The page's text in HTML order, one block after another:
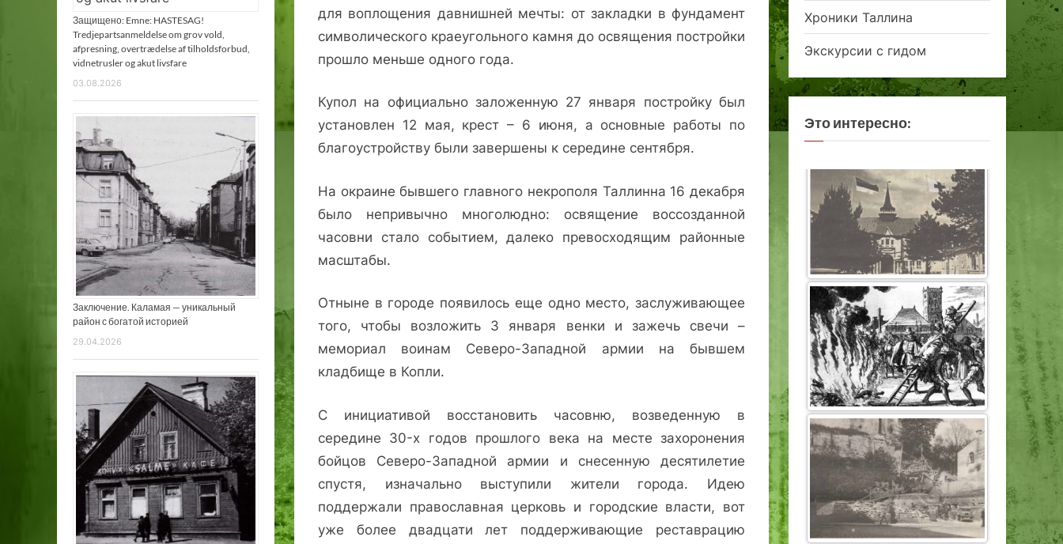
для воплощения давнишней мечты: от закладки в фундамент
символического краеугольного камня до освящения постройки
прошло меньше одного года.
Купол на официально заложенную 27 января постройку был
установлен 12 мая, крест – 6 июня, а основные работы по
благоустройству были завершены к середине сентября.
На окраине бывшего главного некрополя Таллинна 16 декабря
было непривычно многолюдно: освящение воссозданной
часовни стало событием, далеко превосходящим районные
масштабы.
Отныне в городе появилось еще одно место, заслуживающее
того, чтобы возложить 3 января венки и зажечь свечи –
мемориал воинам Северо-Западной армии на бывшем
кладбище в Копли.
С инициативой восстановить часовню, возведенную в
середине 30-х годов прошлого века на месте захоронения
бойцов Северо-Западной армии и снесенную десятилетие
спустя, изначально выступили жители города. Идею
поддержали православная церковь и городские власти, вот
уже более двадцати лет поддерживающие реставрацию
Защищено: Emne: HASTESAG!
Tredjepartsanmeldelse om grov vold,
afpresning, overtrædelse af tilholdsforbud,
vidnetrusler og akut livsfare
03.08.2026
Заключение. Каламая — уникальный
район с богатой историей
29.04.2026
Хроники Таллина
Экскурсии с гидом
Это интересно: